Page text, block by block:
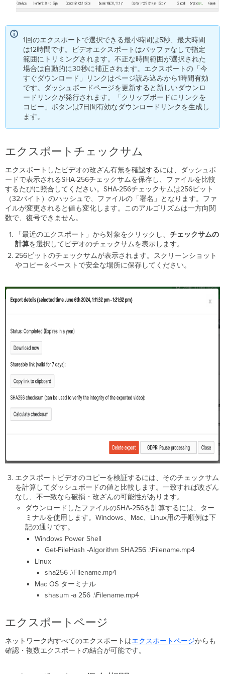
ス
リ
ム
の
切
り
替
え
ス
ト
の
長
ス
ト
リ
ー
ム
削
除
外
部
イ
ブ
リ
ン
ア
追
外
部
ラ
イ
ブ
ス
ト
リ
ム
ー
ザ
外
部
1回のエクスポートで選択できる最小時間は5秒、最大時間
は12時間です。ビデオエクスポートはバッファなしで指定
範囲にトリミングされます。不正な時間範囲が選択された
場合は自動的に30秒に補正されます。エクスポートの「今
すぐダウンロード」リンクはページ読み込みから1時間有効
です。ダッシュボードページを更新すると新しいダウンロ
ードリンクが発行されます。「クリップボードにリンクを
コピー」ボタンは7日間有効なダウンロードリンクを生成し
ます。
エクスポートチェックサム
エクスポートしたビデオの改ざん有無を確認するには、ダッシュボ
ードで表示されるSHA-256チェックサムを保存し、ファイルを比較
するたびに照合してください。SHA-256チェックサムは256ビット
（32バイト）のハッシュで、ファイルの「署名」となります。ファ
イルが変更されると値も変化します。このアルゴリズムは一方向関
数で、復号できません。
「最近のエクスポート」から対象をクリックし、 チェックサムの
計算を選択してビデオのチェックサムを表示します。
256ビットのチェックサムが表示されます。スクリーンショット
やコピー＆ペーストで安全な場所に保存してください。
エクスポートビデオのコピーを検証するには、そのチェックサム
を計算してダッシュボードの値と比較します。一致すれば改ざん
なし、不一致なら破損・改ざんの可能性があります。
ダウンロードしたファイルのSHA-256を計算するには、ター
ミナルを使用します。Windows、Mac、Linux用の手順例は下
記の通りです。
Windows Power Shell
Get-FileHash -Algorithm SHA256 .\Filename.mp4
Linux
sha256 .\Filename.mp4
Mac OS ターミナル
shasum -a 256 .\Filename.mp4
エクスポートページ
ネットワーク内すべてのエクスポートはエクスポートページからも
確認・複数エクスポートの結合が可能です。